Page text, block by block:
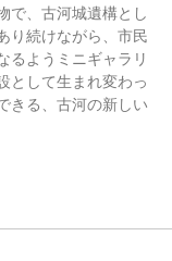
で、古河城遺構とし
り続けながら、市民
るようミニギャラリ
として生まれ変わっ
きる、古河の新しい